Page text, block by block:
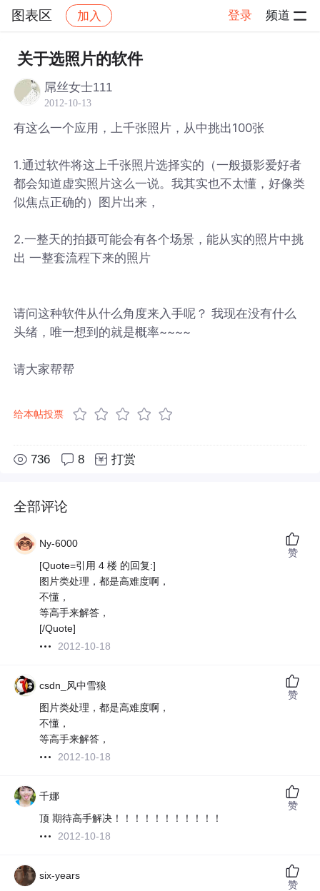
图表区 加入 登录 频道
社区 图表区 帖子详情
关于选照片的软件
屌丝女士111
2012-10-13
有这么一个应用，上千张照片，从中挑出100张
1.通过软件将这上千张照片选择实的（一般摄影爱好者
都会知道虚实照片这么一说。我其实也不太懂，好像类
似焦点正确的）图片出来，
2.一整天的拍摄可能会有各个场景，能从实的照片中挑
出 一整套流程下来的照片
请问这种软件从什么角度来入手呢？ 我现在没有什么
头绪，唯一想到的就是概率~~~~
请大家帮帮
给本帖投票
736 8 打赏
全部评论
Ny-6000
[Quote=引用 4 楼 的回复:]
图片类处理，都是高难度啊，
不懂，
等高手来解答，
[/Quote]
2012-10-18
赞
csdn_风中雪狼
图片类处理，都是高难度啊，
不懂，
等高手来解答，
2012-10-18
赞
千娜
顶 期待高手解决！！！！！！！！！！！
2012-10-18
赞
six-years
赞